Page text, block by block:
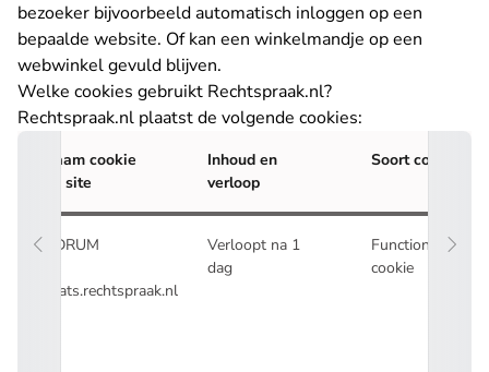
bezoeker bijvoorbeeld automatisch inloggen op een
bepaalde website. Of kan een winkelmandje op een
webwinkel gevuld blijven.
Welke cookies gebruikt Rechtspraak.nl?
Rechtspraak.nl plaatst de volgende cookies:
Naam cookie
en site
Inhoud en
verloop
Soort cookie
ADRUM
Stats.rechtspraak.nl
Verloopt na 1
dag
Functioneel
cookie